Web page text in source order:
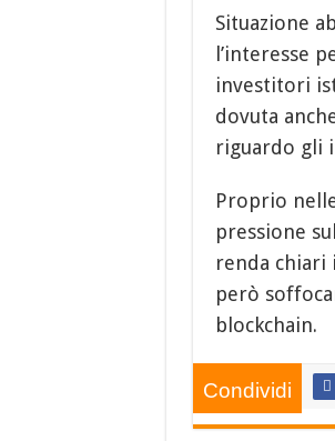
Situazione
l’interesse
investitori
dovuta
riguardo gli
Proprio
pressione
renda chiari
però
blockchain.
Condividi